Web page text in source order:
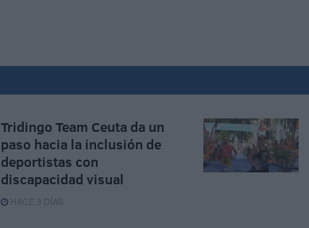
Tridingo Team Ceuta da un
paso hacia la inclusión de
deportistas con
discapacidad visual
HACE 3 DÍAS